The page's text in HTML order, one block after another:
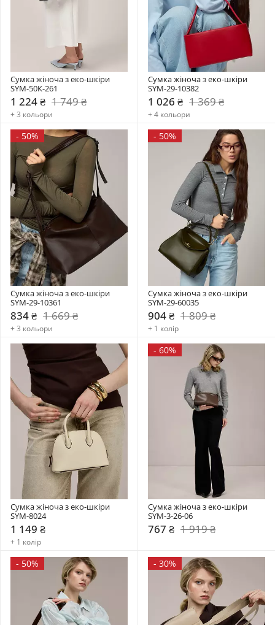
Сумка жіноча з еко-шкіри
SYM-50К-261
1 224 ₴ 1 749 ₴
+ 3 кольори
Сумка жіноча з еко-шкіри
SYM-29-10382
1 026 ₴ 1 369 ₴
+ 4 кольори
- 50%
Сумка жіноча з еко-шкіри
SYM-29-10361
834 ₴ 1 669 ₴
+ 3 кольори
- 50%
Сумка жіноча з еко-шкіри
SYM-29-60035
904 ₴ 1 809 ₴
+ 1 колір
Сумка жіноча з еко-шкіри
SYM-8024
1 149 ₴
+ 1 колір
- 60%
Сумка жіноча з еко-шкіри
SYM-3-26-06
767 ₴ 1 919 ₴
- 50% - 30%